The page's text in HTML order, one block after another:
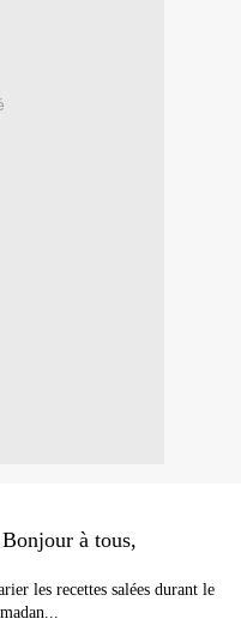
à tous,
les recettes salées durant le